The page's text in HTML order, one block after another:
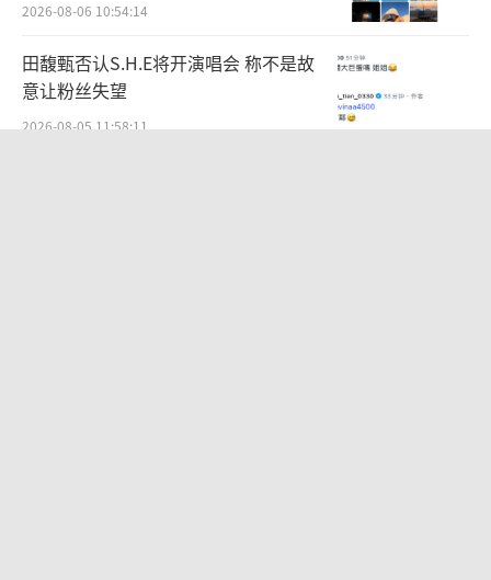
2026-08-06 10:54:14
田馥甄否认S.H.E将开演唱会 称不是故
意让粉丝失望
2026-08-05 11:58:11